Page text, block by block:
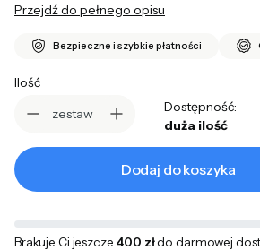
Przejdź do pełnego opisu
Bezpieczne i szybkie płatności
Ilość
zestaw
Dostępność:
duża ilość
Dodaj do koszyka
Brakuje Ci jeszcze 400 złdo darmowej